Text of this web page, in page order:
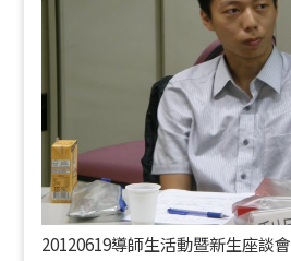
20120619導師生活動暨新生座談會